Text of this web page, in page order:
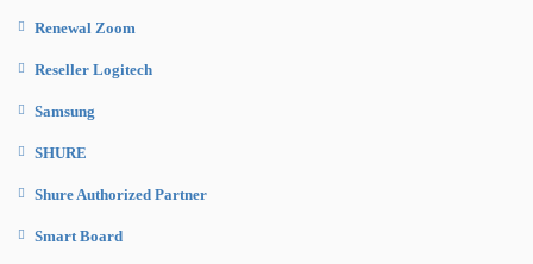
Renewal Zoom
Reseller Logitech
Samsung
SHURE
Shure Authorized Partner
Smart Board